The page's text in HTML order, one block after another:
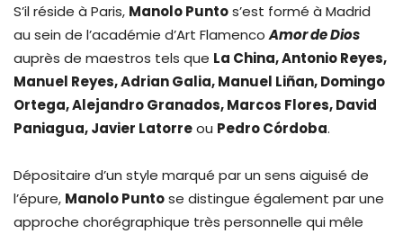
S’il réside à Paris, Manolo Puntos’est formé à Madrid
au sein de l’académie d’Art FlamencoAmor de Dios
auprès de maestros tels que La China, Antonio Reyes,
Manuel Reyes, Adrian Galia, Manuel Liñan, Domingo
Ortega, Alejandro Granados, Marcos Flores, David
Paniagua, Javier Latorreou Pedro Córdoba.
Dépositaire d’un style marqué par un sens aiguisé de
l’épure, Manolo Puntose distingue également par une
approche chorégraphique très personnelle qui mêle